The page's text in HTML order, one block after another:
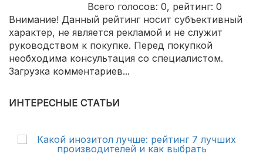
Всего голосов: 0, рейтинг: 0
Внимание! Данный рейтинг носит субъективный
характер, не является рекламой и не служит
руководством к покупке. Перед покупкой
необходима консультация со специалистом.
Загрузка комментариев...
ИНТЕРЕСНЫЕ СТАТЬИ